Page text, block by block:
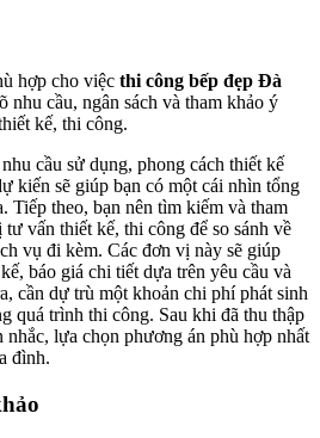
hợp cho việc thi công bếp đẹp Đà
nhu cầu, ngân sách và tham khảo ý
kế, thi công.
cầu sử dụng, phong cách thiết kế
kiến sẽ giúp bạn có một cái nhìn tổng
Tiếp theo, bạn nên tìm kiếm và tham
vấn thiết kế, thi công để so sánh về
vụ đi kèm. Các đơn vị này sẽ giúp
báo giá chi tiết dựa trên yêu cầu và
cần dự trù một khoản chi phí phát sinh
quá trình thi công. Sau khi đã thu thập
nhắc, lựa chọn phương án phù hợp nhất
đình.